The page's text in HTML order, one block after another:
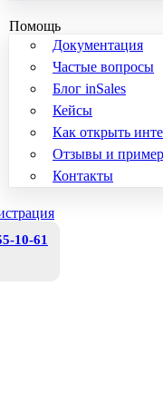
Помощь
Документация
Частые вопросы
Блог inSales
Кейсы
Как открыть
Отзывы и
Контакты
10-61